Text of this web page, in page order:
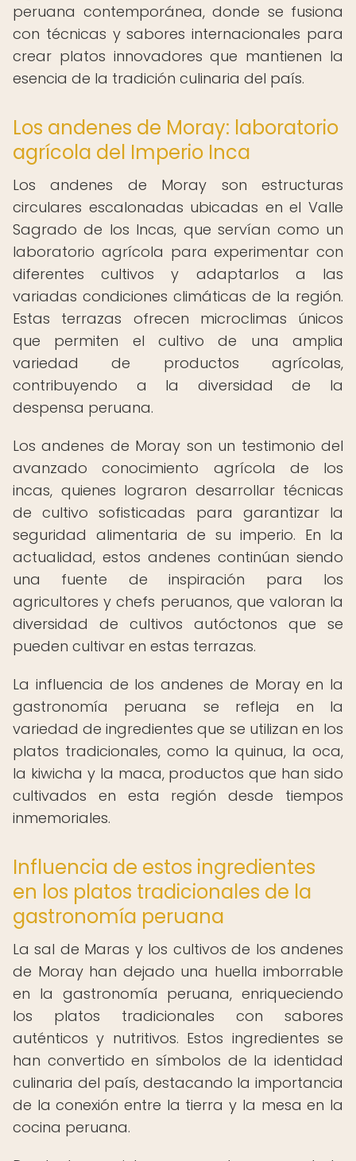
peruana contemporánea, donde se fusiona
con técnicas y sabores internacionales para
crear platos innovadores que mantienen la
esencia de la tradición culinaria del país.
Los andenes de Moray: laboratorio
agrícola del Imperio Inca
Los andenes de Moray son estructuras
circulares escalonadas ubicadas en el Valle
Sagrado de los Incas, que servían como un
laboratorio agrícola para experimentar con
diferentes cultivos y adaptarlos a las
variadas condiciones climáticas de la región.
Estas terrazas ofrecen microclimas únicos
que permiten el cultivo de una amplia
variedad de productos agrícolas,
contribuyendo a la diversidad de la
despensa peruana.
Los andenes de Moray son un testimonio del
avanzado conocimiento agrícola de los
incas, quienes lograron desarrollar técnicas
de cultivo sofisticadas para garantizar la
seguridad alimentaria de su imperio. En la
actualidad, estos andenes continúan siendo
una fuente de inspiración para los
agricultores y chefs peruanos, que valoran la
diversidad de cultivos autóctonos que se
pueden cultivar en estas terrazas.
La influencia de los andenes de Moray en la
gastronomía peruana se refleja en la
variedad de ingredientes que se utilizan en los
platos tradicionales, como la quinua, la oca,
la kiwicha y la maca, productos que han sido
cultivados en esta región desde tiempos
inmemoriales.
Influencia de estos ingredientes
en los platos tradicionales de la
gastronomía peruana
La sal de Maras y los cultivos de los andenes
de Moray han dejado una huella imborrable
en la gastronomía peruana, enriqueciendo
los platos tradicionales con sabores
auténticos y nutritivos. Estos ingredientes se
han convertido en símbolos de la identidad
culinaria del país, destacando la importancia
de la conexión entre la tierra y la mesa en la
cocina peruana.